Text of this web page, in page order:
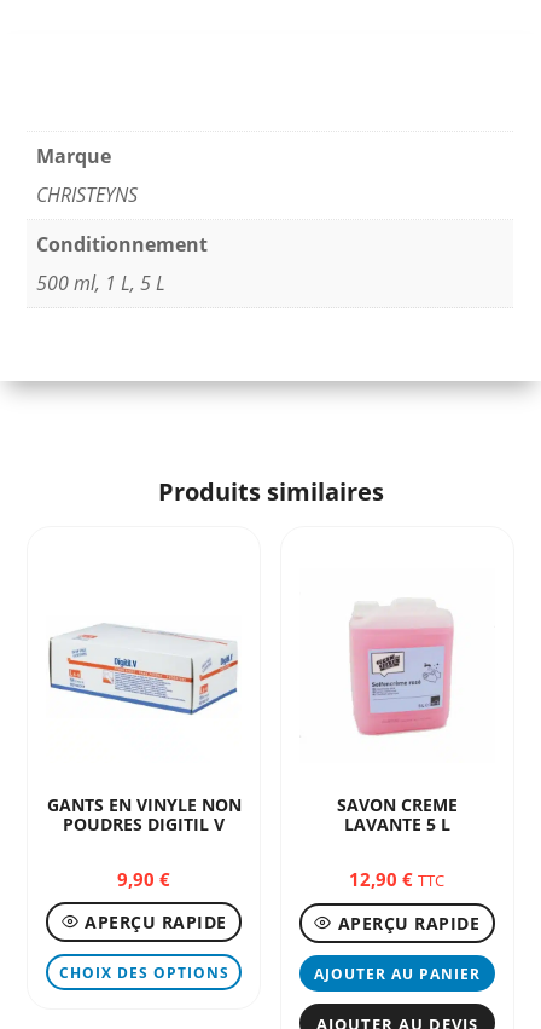
Marque
CHRISTEYNS
Conditionnement
500 ml, 1 L,5 L
Produits similaires
GANTS EN VINYLE NON
POUDRES DIGITIL V
9,90€
APERÇU RAPIDE
CHOIX DES OPTIONS
produit
SAVON CREME
LAVANTE 5 L
12,90€ TTC
APERÇU RAPIDE
AJOUTER AU PANIER
AJOUTER AU DEVIS